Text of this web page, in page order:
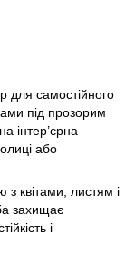
для самостійного
під прозорим
інтер’єрна
або
квітами, листям і
захищає
і